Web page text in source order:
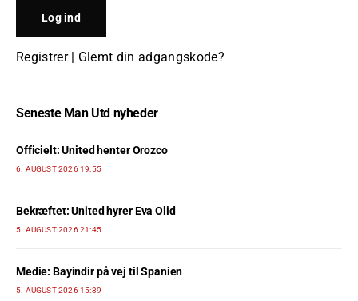
Registrer| Glemt din adgangskode?
Seneste Man Utd nyheder
Officielt: United henter Orozco
6. AUGUST 2026 19:55
Bekræftet: United hyrer Eva Olid
5. AUGUST 2026 21:45
Medie: Bayindir på vej til Spanien
5. AUGUST 2026 15:39